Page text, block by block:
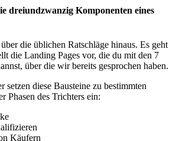
dreiundzwanzig Komponenten eines
die üblichen Ratschläge hinaus. Es geht
die Landing Pages vor, die du mit den 7
über die wir bereits gesprochen haben.
setzen diese Bausteine zu bestimmten
Phasen des Trichters ein:
Käufern